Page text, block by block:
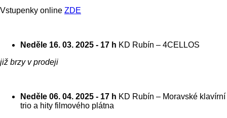
Vstupenky online ZDE
Neděle 16. 03. 2025 - 17 h KD Rubín – 4CELLOS
již brzy v prodeji
Neděle 06. 04. 2025 - 17 h KD Rubín – Moravské klavírní
trio a hity filmového plátna